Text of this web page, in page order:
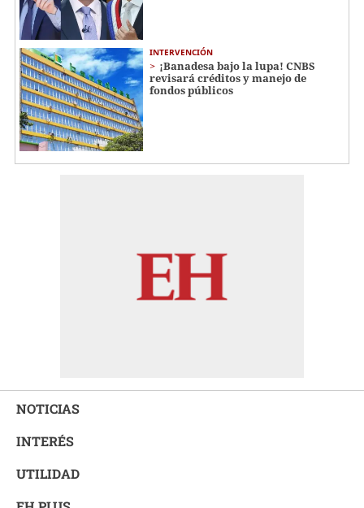
INTERVENCIÓN
¡Banadesa bajo la lupa! CNBS
revisará créditos y manejo de
fondos públicos
NOTICIAS
INTERÉS
UTILIDAD